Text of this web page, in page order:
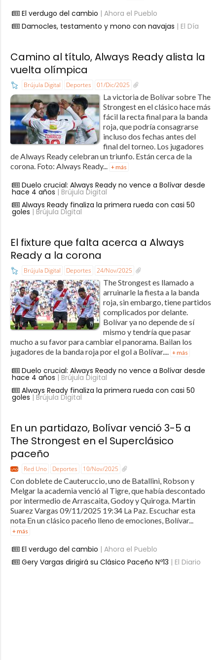
El verdugo del cambio | Ahora el Pueblo
Damocles, testamento y mono con navajas | El Día
Camino al título, Always Ready alista la
vuelta olímpica
Brújula Digital Deportes 01/Dic/2025
La victoria de Bolívar sobre The
Strongest en el clásico hace más
fácil la recta final para la banda
roja, que podría consagrarse
incluso dos fechas antes del
final del torneo. Los jugadores
de Always Ready celebran un triunfo. Están cerca de la
corona. Foto: Always Ready... + más
Duelo crucial: Always Ready no vence a Bolívar desde
hace 4 años | Brújula Digital
Always Ready finaliza la primera rueda con casi 50
goles | Brújula Digital
El fixture que falta acerca a Always
Ready a la corona
Brújula Digital Deportes 24/Nov/2025
The Strongest es llamado a
arruinarle la fiesta a la banda
roja, sin embargo, tiene partidos
complicados por delante.
Bolívar ya no depende de sí
mismo y tendría que pasar
mucho a su favor para cambiar el panorama. Bailan los
jugadores de la banda roja por el gol a Bolívar.... + más
Duelo crucial: Always Ready no vence a Bolívar desde
hace 4 años | Brújula Digital
Always Ready finaliza la primera rueda con casi 50
goles | Brújula Digital
En un partidazo, Bolívar venció 3-5 a
The Strongest en el Superclásico
paceño
Red Uno Deportes 10/Nov/2025
Con doblete de Cauteruccio, uno de Batallini, Robson y
Melgar la academia venció al Tigre, que había descontado
por intermedio de Arrascaita, Godoy y Quiroga. Martin
Suarez Vargas 09/11/2025 19:34 La Paz. Escuchar esta
nota En un clásico paceño lleno de emociones, Bolívar...
+ más
El verdugo del cambio | Ahora el Pueblo
Gery Vargas dirigirá su Clásico Paceño Nº13 | El Diario